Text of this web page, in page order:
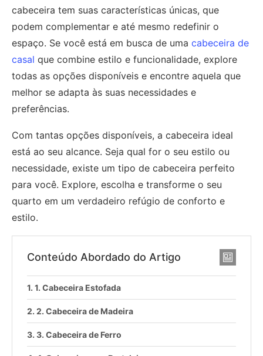
cabeceira tem suas características únicas, que
podem complementar e até mesmo redefinir o
espaço. Se você está em busca de uma cabeceira de
casal que combine estilo e funcionalidade, explore
todas as opções disponíveis e encontre aquela que
melhor se adapta às suas necessidades e
preferências.
Com tantas opções disponíveis, a cabeceira ideal
está ao seu alcance. Seja qual for o seu estilo ou
necessidade, existe um tipo de cabeceira perfeito
para você. Explore, escolha e transforme o seu
quarto em um verdadeiro refúgio de conforto e
estilo.
Conteúdo Abordado do Artigo
1. Cabeceira Estofada
2. Cabeceira de Madeira
3. Cabeceira de Ferro